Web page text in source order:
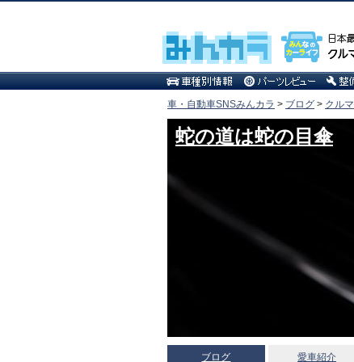
車・自動車SNSみんカラ > ブログ > クルマ
蛇の道は蛇の目傘
ブログ 愛車紹介